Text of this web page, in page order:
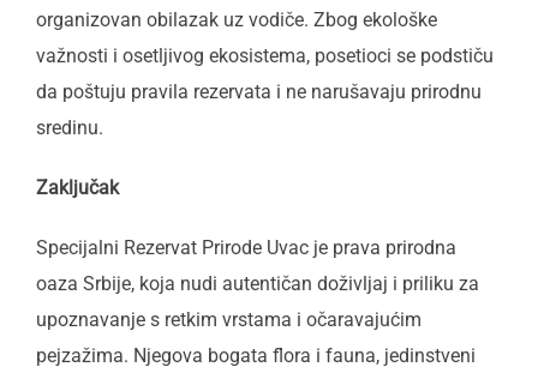
organizovan obilazak uz vodiče. Zbog ekološke
važnosti i osetljivog ekosistema, posetioci se podstiču
da poštuju pravila rezervata i ne narušavaju prirodnu
sredinu.
Zaključak
Specijalni Rezervat Prirode Uvac je prava prirodna
oaza Srbije, koja nudi autentičan doživljaj i priliku za
upoznavanje s retkim vrstama i očaravajućim
pejzažima. Njegova bogata flora i fauna, jedinstveni